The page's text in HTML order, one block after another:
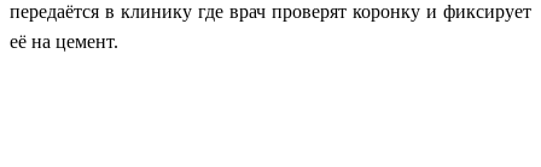
передаётся в клинику где врач проверят коронку и фиксирует
её на цемент.